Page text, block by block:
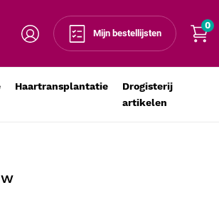
Mijn bestellijsten
0
Haartransplantatie
Drogisterij
artikelen
Voeg toe aan winkelmandje